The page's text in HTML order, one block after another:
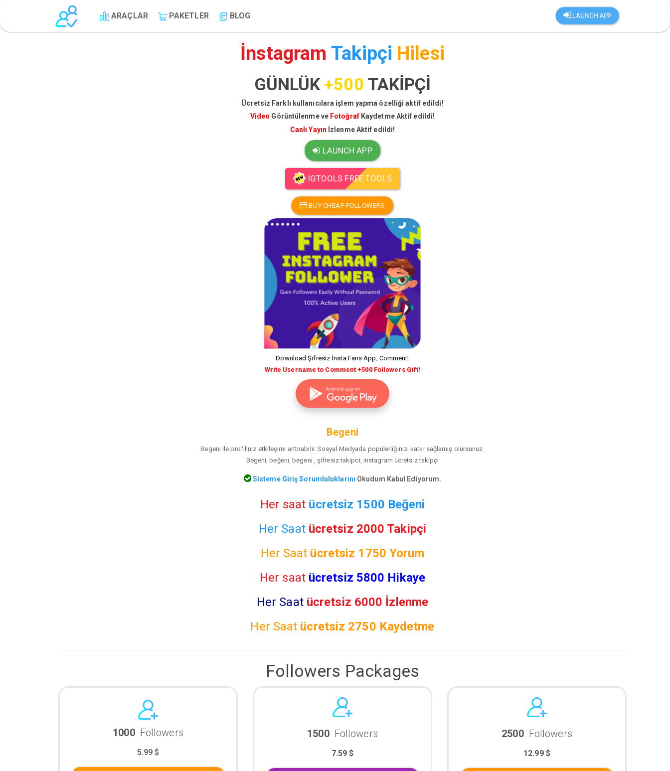
LAUNCH APP
ARAÇLAR PAKETLER BLOG
İnstagram Takipçi Hilesi
GÜNLÜK +500 TAKİPÇİ
Ücretsiz Farklı kullanıcılara işlem yapma özelliği aktif edildi!
Video Görüntülenme ve Fotoğraf Kaydetme Aktif edildi!
Canlı Yayın İzlenme Aktif edildi!
LAUNCH APP
IGTOOLS FREE TOOLS
BUY CHEAP FOLLOWERS
Download Şifresiz İnsta Fans App, Comment!
Write Username to Comment +500 Followers Gift!
Begeni
Begeni ile profiliniz etkileşimi arttırabilir. Sosyal Medyada popülerliğinizi katkı sağlamış olursunuz.
Begeni, beğenı, begeni , şifresiz takipci, instagram ücretsiz takipçi
Sisteme Giriş Sorumluluklarını Okudum Kabul Ediyorum.
Her saat ücretsiz 1500 Beğeni
Her Saat ücretsiz 2000 Takipçi
Her Saat ücretsiz 1750 Yorum
Her saat ücretsiz 5800 Hikaye
Her Saat ücretsiz 6000 İzlenme
Her Saat ücretsiz 2750 Kaydetme
Followers Packages
1000 Followers
5.99 $
1500 Followers
7.59 $
2500 Followers
12.99 $